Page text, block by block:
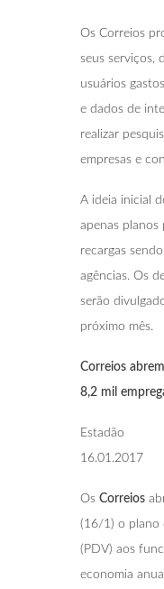
Os Correios
seus serviços,
usuários
e dados de
realizar
empresas e
A ideia inicial
apenas planos
recargas
agências. Os
serão
próximo mês.
Correios
8,2 mil
Estadão
16.01.2017
Os Correios
(16/1) o plano
(PDV) aos
economia